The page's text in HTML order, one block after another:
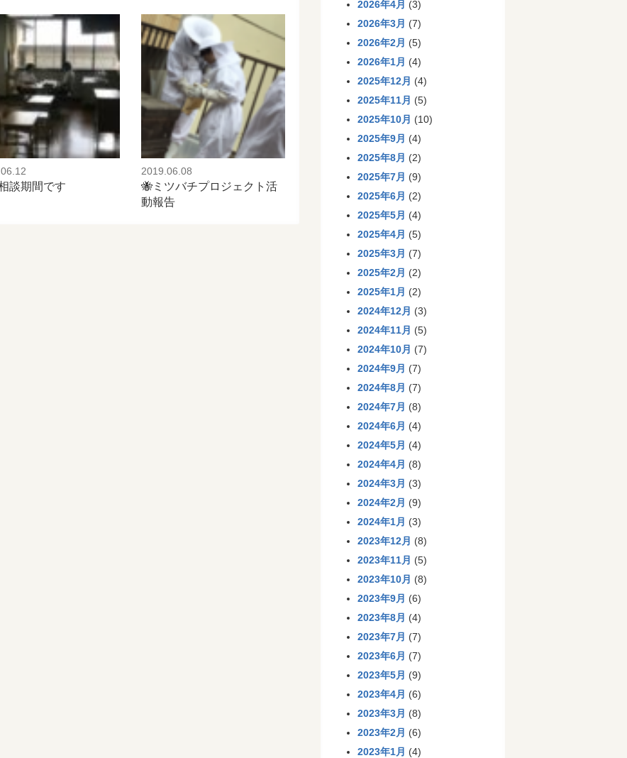
談期間です
2019.06.08
🐝ミツバチプロジェクト活
動報告
2026年4月 (3)
2026年3月 (7)
2026年2月 (5)
2026年1月 (4)
2025年12月 (4)
2025年11月 (5)
2025年10月 (10)
2025年9月 (4)
2025年8月 (2)
2025年7月 (9)
2025年6月 (2)
2025年5月 (4)
2025年4月 (5)
2025年3月 (7)
2025年2月 (2)
2025年1月 (2)
2024年12月 (3)
2024年11月 (5)
2024年10月 (7)
2024年9月 (7)
2024年8月 (7)
2024年7月 (8)
2024年6月 (4)
2024年5月 (4)
2024年4月 (8)
2024年3月 (3)
2024年2月 (9)
2024年1月 (3)
2023年12月 (8)
2023年11月 (5)
2023年10月 (8)
2023年9月 (6)
2023年8月 (4)
2023年7月 (7)
2023年6月 (7)
2023年5月 (9)
2023年4月 (6)
2023年3月 (8)
2023年2月 (6)
2023年1月 (4)